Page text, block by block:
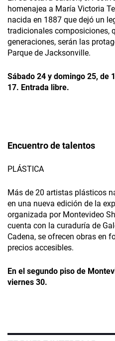
homenajea a María Victoria
nacida en 1887 que dejó un
tradicionales composiciones,
generaciones, serán las
Parque de Jacksonville.
Sábado 24 y domingo 25, de
17. Entrada libre.
Encuentro de talentos
PLÁSTICA
Más de 20 artistas plásticos
en una nueva edición de la
organizada por Montevideo
cuenta con la curaduría de
Cadena, se ofrecen obras en
precios accesibles.
En el segundo piso de
viernes 30.